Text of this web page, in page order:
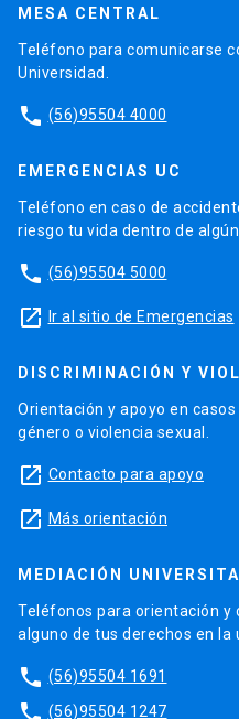
MESA CENTRAL
Teléfono para comunicarse
Universidad.
phone (56)95504 4000
EMERGENCIAS UC
Teléfono en caso de
riesgo tu vida dentro de
phone (56)95504 5000
launch Ir al sitio de Emergencias
DISCRIMINACIÓN Y
Orientación y apoyo en
género o violencia sexual.
launch Contacto para apoyo
launch Más orientación
MEDIACIÓN
Teléfonos para orientación y
alguno de tus derechos en la
phone (56)95504 1691
phone (56)95504 1247